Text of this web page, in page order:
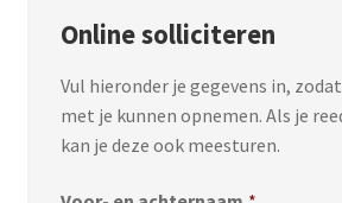
Online solliciteren
Vul hieronder je gegevens in,
met je kunnen opnemen. Als je
kan je deze ook meesturen.